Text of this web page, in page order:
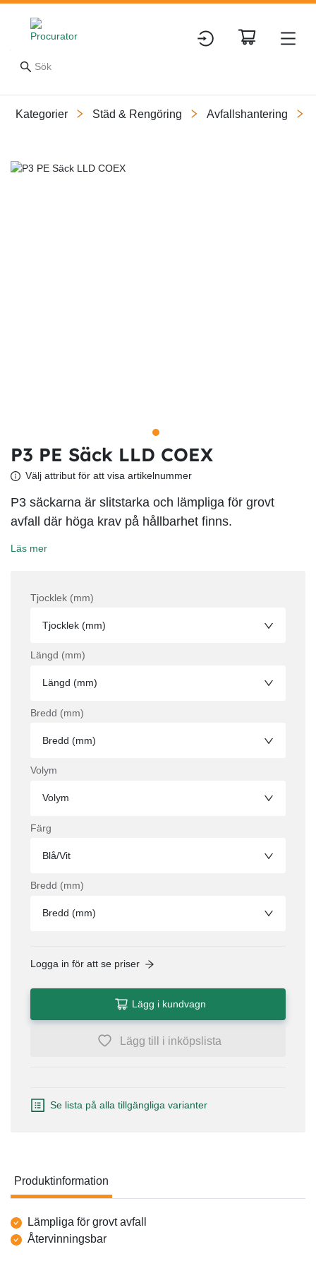
Kategorier Städ & Rengöring Avfallshantering
Slide 1 of 1
P3 PE Säck LLD COEX
Välj attribut för att visa artikelnummer
P3 säckarna är slitstarka och lämpliga för grovt
avfall där höga krav på hållbarhet finns.
Läs mer
Tjocklek (mm)
Tjocklek (mm)
Längd (mm)
Längd (mm)
Bredd (mm)
Bredd (mm)
Volym
Volym
Färg
Blå/Vit
Bredd (mm)
Bredd (mm)
Logga in för att se priser
Lägg i kundvagn
Lägg till i inköpslista
Se lista på alla tillgängliga varianter
Produktinformation
Produktinformation
Lämpliga för grovt avfall
Återvinningsbar